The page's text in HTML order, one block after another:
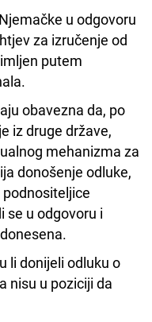
u odgovoru
za izručenje od
putem
obavezna da, po
iz druge države,
mehanizma za
donošenje odluke,
se u odgovoru i
li donijeli odluku o
nisu u poziciji da